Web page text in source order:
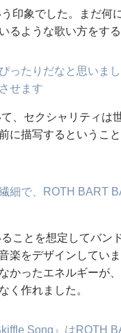
印象でした。まだ何
るような歌い方をす
ったりだなと思いま
せます
、セクシャリティは
に描写するというこ
細で、ROTH BART
ことを想定してバン
楽をデザインしてい
かったエネルギーが
く作れました。
Song』はROTH